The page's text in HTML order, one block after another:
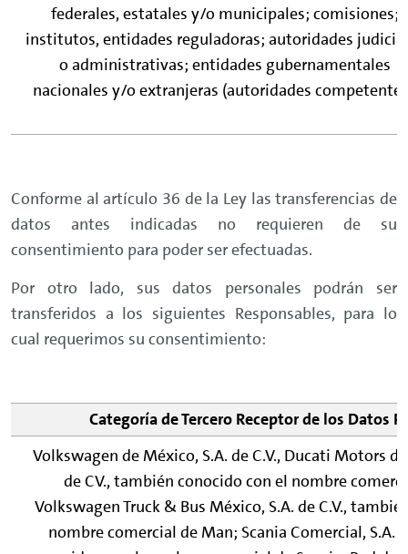
federales, estatales y/o municipales; comisiones;
institutos, entidades reguladoras; autoridades
o administrativas; entidades gubernamentales
nacionales y/o extranjeras (autoridades
Conforme al artículo 36 de la Ley las transferencias de
datos antes indicadas no requieren de su
consentimiento para poder ser efectuadas.
Por otro lado, sus datos personales podrán ser
transferidos a los siguientes Responsables, para lo
cual requerimos su consentimiento:
Categoría de Tercero Receptor de los Datos
Volkswagen de México, S.A. de C.V., Ducati Motors
de CV., también conocido con el nombre
Volkswagen Truck & Bus México, S.A. de C.V.,
nombre comercial de Man; Scania Comercial, S.A.